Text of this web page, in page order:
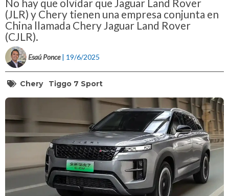
No hay que olvidar que Jaguar Land Rover
(JLR) y Chery tienen una empresa conjunta en
China llamada Chery Jaguar Land Rover
(CJLR).
Esaú Ponce | 19/6/2025
Chery Tiggo 7 Sport